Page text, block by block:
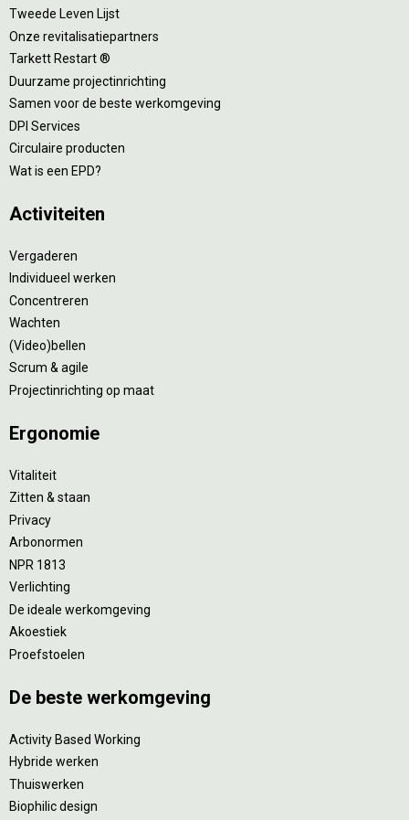
Tweede Leven Lijst
Onze revitalisatiepartners
Tarkett Restart ®
Duurzame projectinrichting
Samen voor de beste werkomgeving
DPI Services
Circulaire producten
Wat is een EPD?
Activiteiten
Vergaderen
Individueel werken
Concentreren
Wachten
(Video)bellen
Scrum & agile
Projectinrichting op maat
Ergonomie
Vitaliteit
Zitten & staan
Privacy
Arbonormen
NPR 1813
Verlichting
De ideale werkomgeving
Akoestiek
Proefstoelen
De beste werkomgeving
Activity Based Working
Hybride werken
Thuiswerken
Biophilic design